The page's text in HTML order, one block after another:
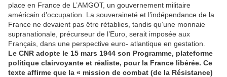
place en France de L’AMGOT, un gouvernement militaire
américain d’occupation. La souveraineté et l’indépendance de la
France ne devaient pas être rétablies, tandis qu’une monnaie
supranationale, précurseur de l’Euro, serait imposée aux
Français, dans une perspective euro- atlantique en gestation.
Le CNR adopte le 15 mars 1944 son Programme, plateforme
politique clairvoyante et réaliste, pour la France libérée. Ce
texte affirme que la « mission de combat (de la Résistance)